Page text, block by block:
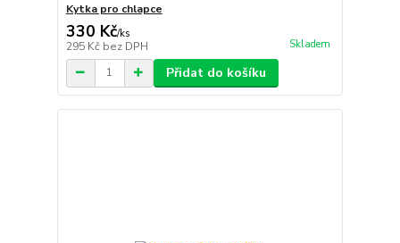
Kytka pro chlapce
330 Kč/ks
295 Kč bez DPH Skladem
Přidat do košíku